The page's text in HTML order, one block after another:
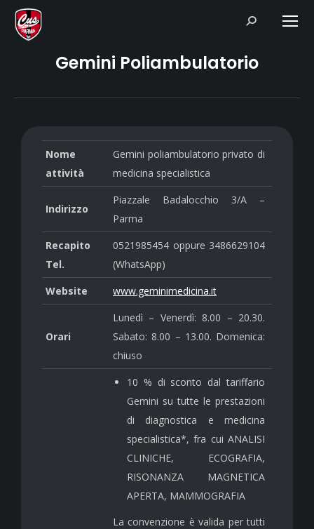
Search:
Gemini Poliambulatorio
Nome
attività
Gemini poliambulatorio privato di
medicina specialistica
Indirizzo
Piazzale Badalocchio 3/A –
Parma
Recapito
Tel.
0521985454 oppure 3486629104
(WhatsApp)
Website
www.geminimedicina.it
Orari
Lunedì – Venerdì: 8.00 – 20.30.
Sabato: 8.00 – 13.00. Domenica:
chiuso
10 % di sconto dal tariffario
Gemini su tutte le prestazioni
di diagnostica e medicina
specialistica*, fra cui ANALISI
CLINICHE, ECOGRAFIA,
RISONANZA MAGNETICA
APERTA, MAMMOGRAFIA
La convenzione è valida per tutti